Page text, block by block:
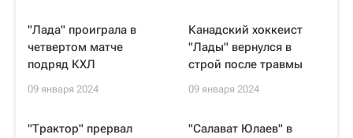
"Лада" проиграла в
четвертом матче
подряд КХЛ
09 января 2024
Канадский хоккеист
"Лады" вернулся в
строй после травмы
09 января 2024
"Трактор" прервал
"Салават Юлаев" в